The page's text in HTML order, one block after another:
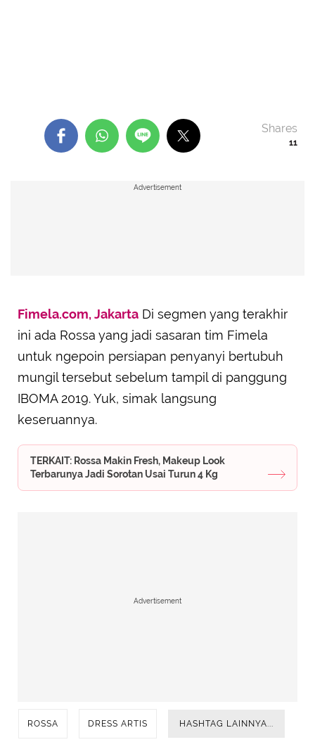
11
Shares
Advertisement
Fimela.com, Jakarta Di segmen yang terakhir
ini ada Rossa yang jadi sasaran tim Fimela
untuk ngepoin persiapan penyanyi bertubuh
mungil tersebut sebelum tampil di panggung
IBOMA 2019. Yuk, simak langsung
keseruannya.
TERKAIT: Rossa Makin Fresh, Makeup Look
Terbarunya Jadi Sorotan Usai Turun 4 Kg
Advertisement
ROSSA DRESS ARTIS HASHTAG LAINNYA...